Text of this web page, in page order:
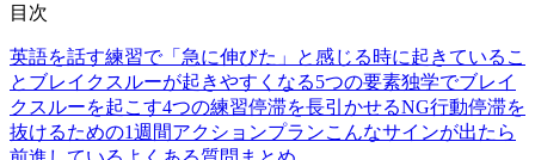
目次
英語を話す練習で「急に伸びた」と感じる時に起きているこ
と ブレイクスルーが起きやすくなる5つの要素独学でブレイ
クスルーを起こす4つの練習停滞を長引かせるNG行動停滞を
抜けるための1週間アクションプランこんなサインが出たら